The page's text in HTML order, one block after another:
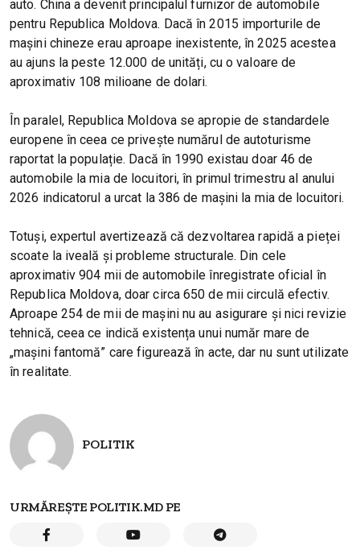
auto. China a devenit principalul furnizor de automobile
pentru Republica Moldova. Dacă în 2015 importurile de
mașini chineze erau aproape inexistente, în 2025 acestea
au ajuns la peste 12.000 de unități, cu o valoare de
aproximativ 108 milioane de dolari.
În paralel, Republica Moldova se apropie de standardele
europene în ceea ce privește numărul de autoturisme
raportat la populație. Dacă în 1990 existau doar 46 de
automobile la mia de locuitori, în primul trimestru al anului
2026 indicatorul a urcat la 386 de mașini la mia de locuitori.
Totuși, expertul avertizează că dezvoltarea rapidă a pieței
scoate la iveală și probleme structurale. Din cele
aproximativ 904 mii de automobile înregistrate oficial în
Republica Moldova, doar circa 650 de mii circulă efectiv.
Aproape 254 de mii de mașini nu au asigurare și nici revizie
tehnică, ceea ce indică existența unui număr mare de
„mașini fantomă” care figurează în acte, dar nu sunt utilizate
în realitate.
POLITIK
URMĂREȘTE POLITIK.MD PE